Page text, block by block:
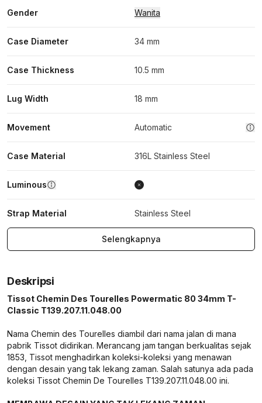
Gender Wanita
Case Diameter 34 mm
Case Thickness 10.5 mm
Lug Width 18 mm
Movement Automatic
Case Material 316L Stainless Steel
Luminous
Strap Material Stainless Steel
Selengkapnya
Deskripsi
Tissot Chemin Des Tourelles Powermatic 80 34mm T-
Classic T139.207.11.048.00
Nama Chemin des Tourelles diambil dari nama jalan di mana
pabrik Tissot didirikan. Merancang jam tangan berkualitas sejak
1853, Tissot menghadirkan koleksi-koleksi yang menawan
dengan desain yang tak lekang zaman. Salah satunya ada pada
koleksi Tissot Chemin De Tourelles T139.207.11.048.00 ini.